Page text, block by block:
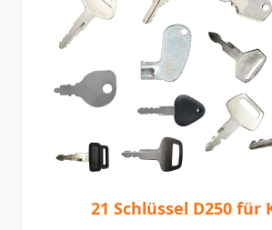
21 Schlüssel D250 für